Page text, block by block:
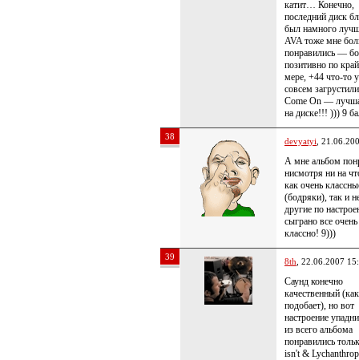
катит… Конечно,
последний диск
был намного
AVA тоже мне
понравились —
позитивно по
мере, +44 что-то
совсем
Come On —
на диске!!! ))) 9
38 devyatyi ,
А мне альбом
нисмотря ни на
как очень
(бодряки), так и
другие по
сыграно все очень
классно! 9)))
39 8th , 22.06.2007
Саунд конечно
качественный
подобает), но вот
настроение
из всего альбома
понравились
isn't &